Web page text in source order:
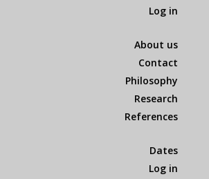
Log in
About us
Contact
Philosophy
Research
References
Dates
Log in